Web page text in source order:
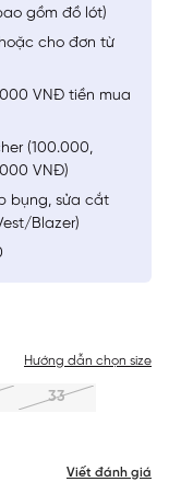
Viết đánh giá
Hướng dẫn chọn size
33
gồm đồ lót)
cho đơn từ
VNĐ tiền mua
(100.000,
VNĐ)
bụng, sửa cắt
Blazer)